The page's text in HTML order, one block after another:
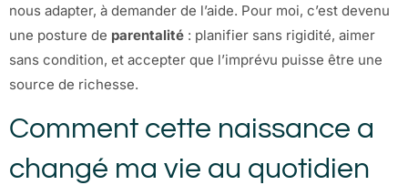
nous adapter, à demander de l’aide. Pour moi, c’est devenu
une posture de parentalité : planifier sans rigidité, aimer
sans condition, et accepter que l’imprévu puisse être une
source de richesse.
Comment cette naissance a
changé ma vie au quotidien